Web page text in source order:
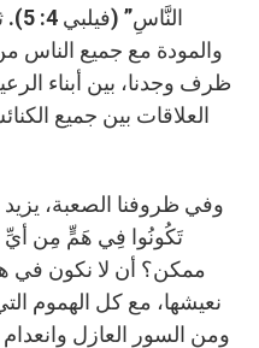
والمودة مع جميع الناس
ظرف وجدنا، بين أبناء
العلاقات بين جميع
وفي ظروفنا الصعبة،
تَكُونُوا فِي هَمٍّ مِن
ممكن؟ أن لا نكون
نعيشها، مع كل الهموم
ومن السور العازل وانعدام